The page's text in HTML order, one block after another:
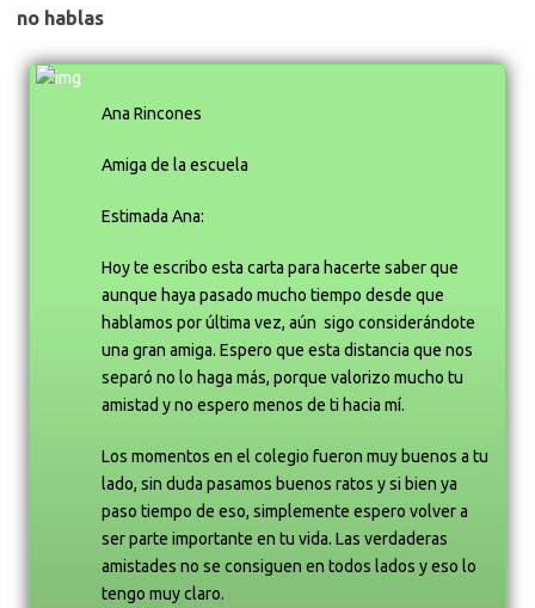
no hablas
Ana Rincones
Amiga de la escuela
Estimada Ana:
Hoy te escribo esta carta para hacerte saber que
aunque haya pasado mucho tiempo desde que
hablamos por última vez, aún sigo considerándote
una gran amiga. Espero que esta distancia que nos
separó no lo haga más, porque valorizo mucho tu
amistad y no espero menos de ti hacia mí.
Los momentos en el colegio fueron muy buenos a tu
lado, sin duda pasamos buenos ratos y si bien ya
paso tiempo de eso, simplemente espero volver a
ser parte importante en tu vida. Las verdaderas
amistades no se consiguen en todos lados y eso lo
tengo muy claro.